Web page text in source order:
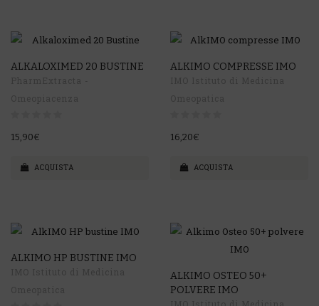
ALKALOXIMED 20 BUSTINE
15,90€
ACQUISTA
ALKIMO COMPRESSE IMO
16,20€
ACQUISTA
ALKIMO HP BUSTINE IMO
ALKIMO OSTEO 50+
POLVERE IMO